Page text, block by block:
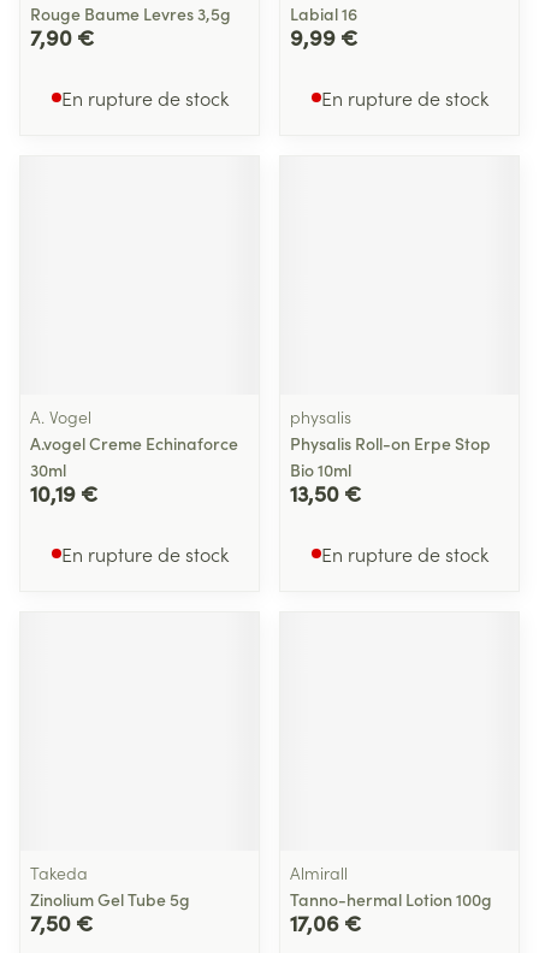
Rouge Baume Levres 3,5g
7,90 €
En rupture de stock
Labial 16
9,99 €
En rupture de stock
A. Vogel
A.vogel Creme Echinaforce
30ml
10,19 €
En rupture de stock
physalis
Physalis Roll-on Erpe Stop
Bio 10ml
13,50 €
En rupture de stock
Takeda
Zinolium Gel Tube 5g
7,50 €
Almirall
Tanno-hermal Lotion 100g
17,06 €